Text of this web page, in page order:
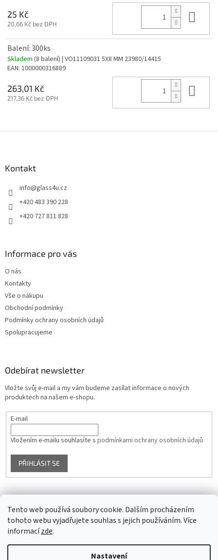
Tento web používá soubory cookie. Dalším procházením
tohoto webu vyjadřujete souhlas s jejich používáním. Více
informacízde.
Nastavení
25 Kč
20,66 Kč bez DPH
Balení: 300ks
Skladem (8 balení) | VO11109031 5X8 MM 23980/14415
EAN: 1000000316889
263,01 Kč
217,36 Kč bez DPH
Kontakt
info@glass4u.cz
+420 483 390 228
+420 727 811 828
Informace pro vás
O nás
Kontakty
Vše o nákupu
Obchodní podmínky
Podmínky ochrany osobních údajů
Spolupracujeme
Odebírat newsletter
Vložte svůj e-mail a my vám budeme zasílat informace o nových
produktech na našem e-shopu.
E-mail
Vložením e-mailu souhlasíte s podmínkami ochrany osobních údajů
PŘIHLÁSIT SE
Facebook